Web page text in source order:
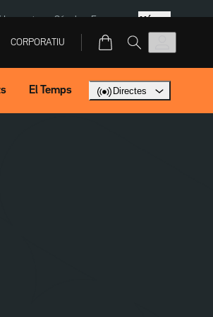
Lacuesta Sánchez Europa Més
CORPORATIU
El Temps Directes